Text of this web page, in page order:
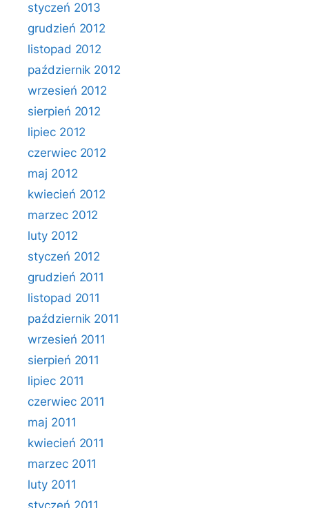
styczeń 2013
grudzień 2012
listopad 2012
październik 2012
wrzesień 2012
sierpień 2012
lipiec 2012
czerwiec 2012
maj 2012
kwiecień 2012
marzec 2012
luty 2012
styczeń 2012
grudzień 2011
listopad 2011
październik 2011
wrzesień 2011
sierpień 2011
lipiec 2011
czerwiec 2011
maj 2011
kwiecień 2011
marzec 2011
luty 2011
styczeń 2011